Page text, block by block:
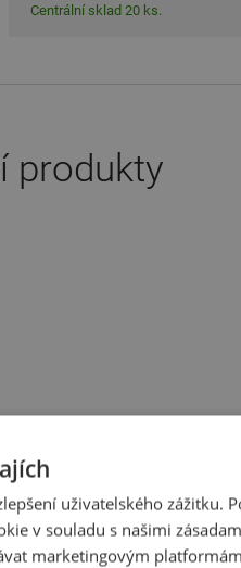
Centrální sklad 20 ks.
produkty
uživatelského zážitku.
v souladu s našimi
marketingovým